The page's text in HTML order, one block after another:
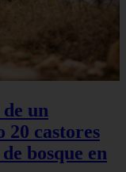
un
20 castores
bosque en